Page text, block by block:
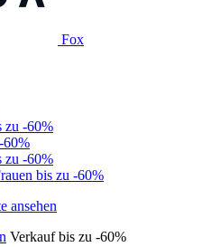
Fox
zu -60%
60%
zu -60%
bis zu -60%
Verkauf bis zu -60%